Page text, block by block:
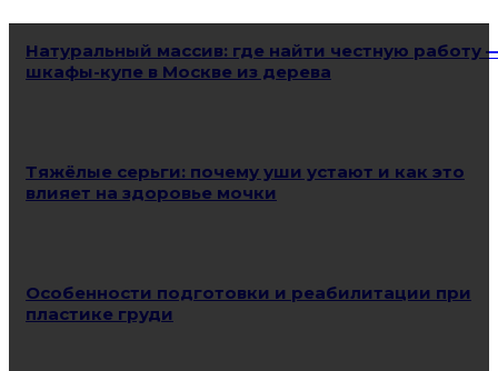
Натуральный массив: где найти честную работу
шкафы-купе в Москве из дерева
Тяжёлые серьги: почему уши устают и как это
влияет на здоровье мочки
Особенности подготовки и реабилитации при
пластике груди